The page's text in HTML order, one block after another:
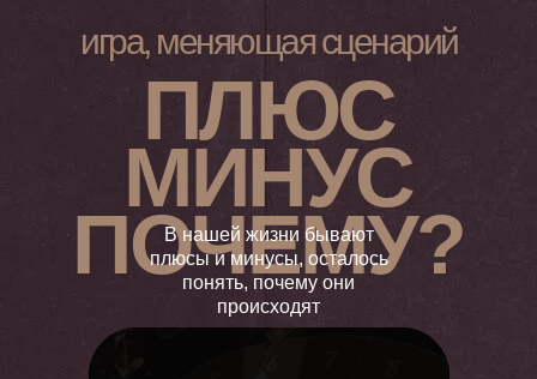
ПЛЮС
МИНУС
ПОЧЕМУ?
игра, меняющая сценарий
В нашей жизни бывают
плюсы и минусы, осталось
понять, почему они
происходят